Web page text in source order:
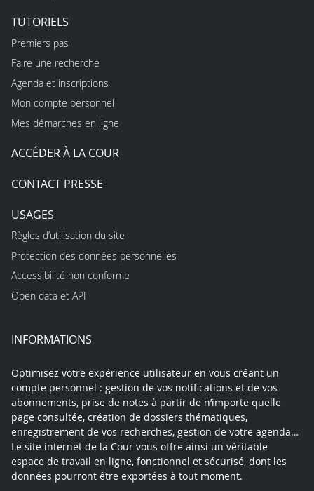
TUTORIELS
Premiers pas
Faire une recherche
Agenda et inscriptions
Mon compte personnel
Mes démarches en ligne
ACCÉDER À LA COUR
CONTACT PRESSE
USAGES
Règles d’utilisation du site
Protection des données personnelles
Accessibilité non conforme
Open data et API
INFORMATIONS
Optimisez votre expérience utilisateur en vous créant un
compte personnel : gestion de vos notifications et de vos
abonnements, prise de notes à partir de n’importe quelle
page consultée, création de dossiers thématiques,
enregistrement de vos recherches, gestion de votre agenda…
Le site internet de la Cour vous offre ainsi un véritable
espace de travail en ligne, fonctionnel et sécurisé, dont les
données pourront être exportées à tout moment.